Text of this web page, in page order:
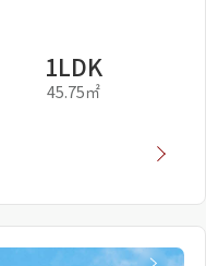
1LDK
45.75㎡